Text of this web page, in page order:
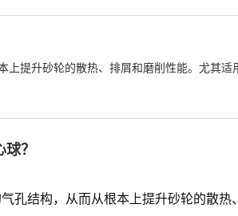
提升砂轮的散热、排屑和磨削性能。尤其适
？
孔结构，从而从根本上提升砂轮的散热